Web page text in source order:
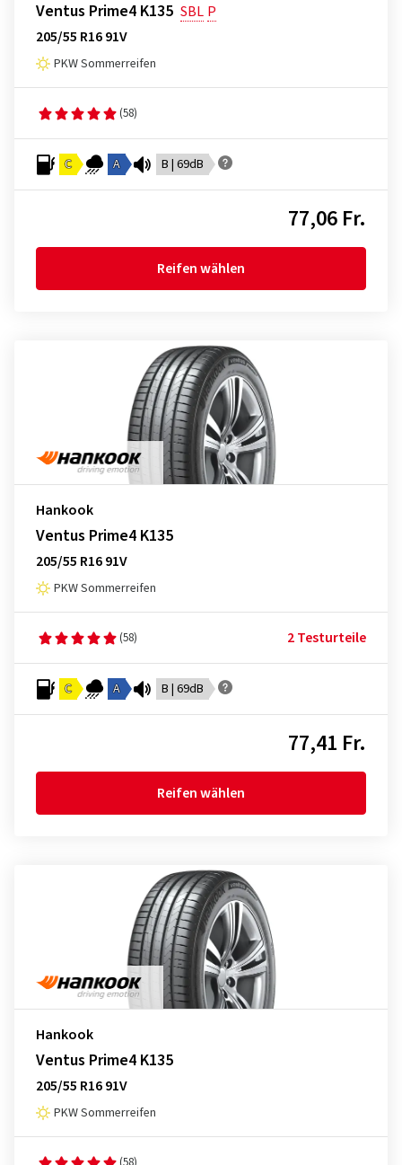
Ventus Prime4 K135 SBL P
205/55 R16 91V
PKW Sommerreifen
(58)
C A B | 69dB
77,06 Fr.
Reifen wählen
Hankook
Ventus Prime4 K135
205/55 R16 91V
PKW Sommerreifen
(58) 2 Testurteile
C A B | 69dB
77,41 Fr.
Reifen wählen
Hankook
Ventus Prime4 K135
205/55 R16 91V
PKW Sommerreifen